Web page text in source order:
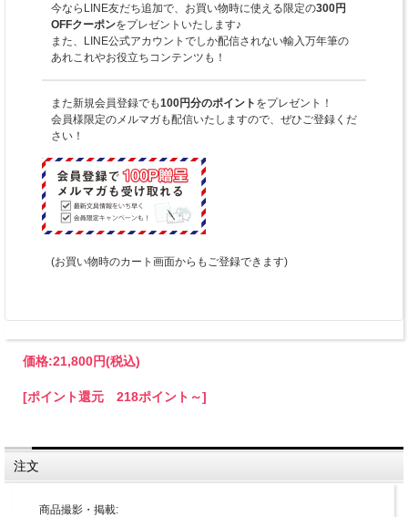
今ならLINE友だち追加で、お買い物時に使える限定の300円
OFFクーポンをプレゼントいたします♪
また、LINE公式アカウントでしか配信されない輸入万年筆の
あれこれやお役立ちコンテンツも！
また新規会員登録でも100円分のポイント をプレゼント！
会員様限定のメルマガも配信いたしますので、ぜひご登録くだ
さい！
(お買い物時のカート画面からもご登録できます)
価格:21,800円(税込)
[ポイント還元 218ポイント～]
注文
商品撮影・掲載: